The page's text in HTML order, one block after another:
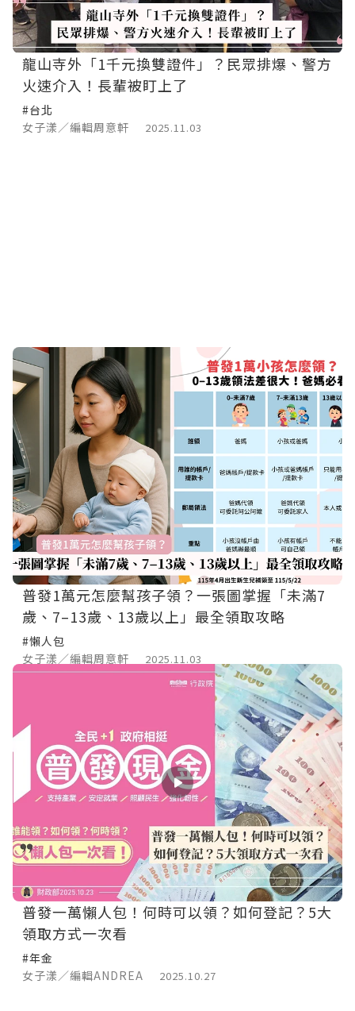
龍山寺外「1千元換雙證件」？民眾排爆、警方
火速介入！長輩被盯上了
#台北
女子漾／編輯周意軒
2025.11.03
普發1萬元怎麼幫孩子領？一張圖掌握「未滿7
歲、7–13歲、13歲以上」最全領取攻略
#懶人包
女子漾／編輯周意軒
2025.11.03
普發一萬懶人包！何時可以領？如何登記？5大
領取方式一次看
#年金
女子漾／編輯ANDREA
2025.10.27